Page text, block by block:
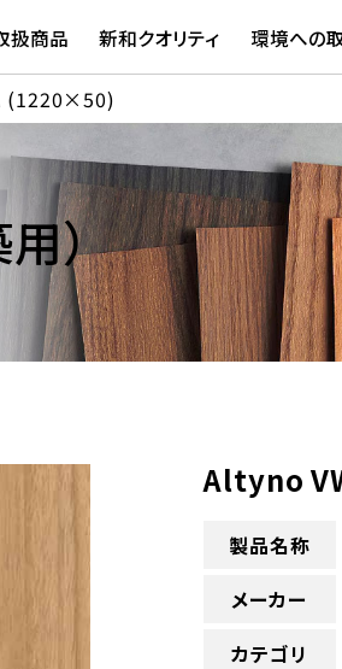
扱商品 新和クオリティ 環境への
(1220×50)
）
Altyno
製品名称
メーカー
カテゴリ